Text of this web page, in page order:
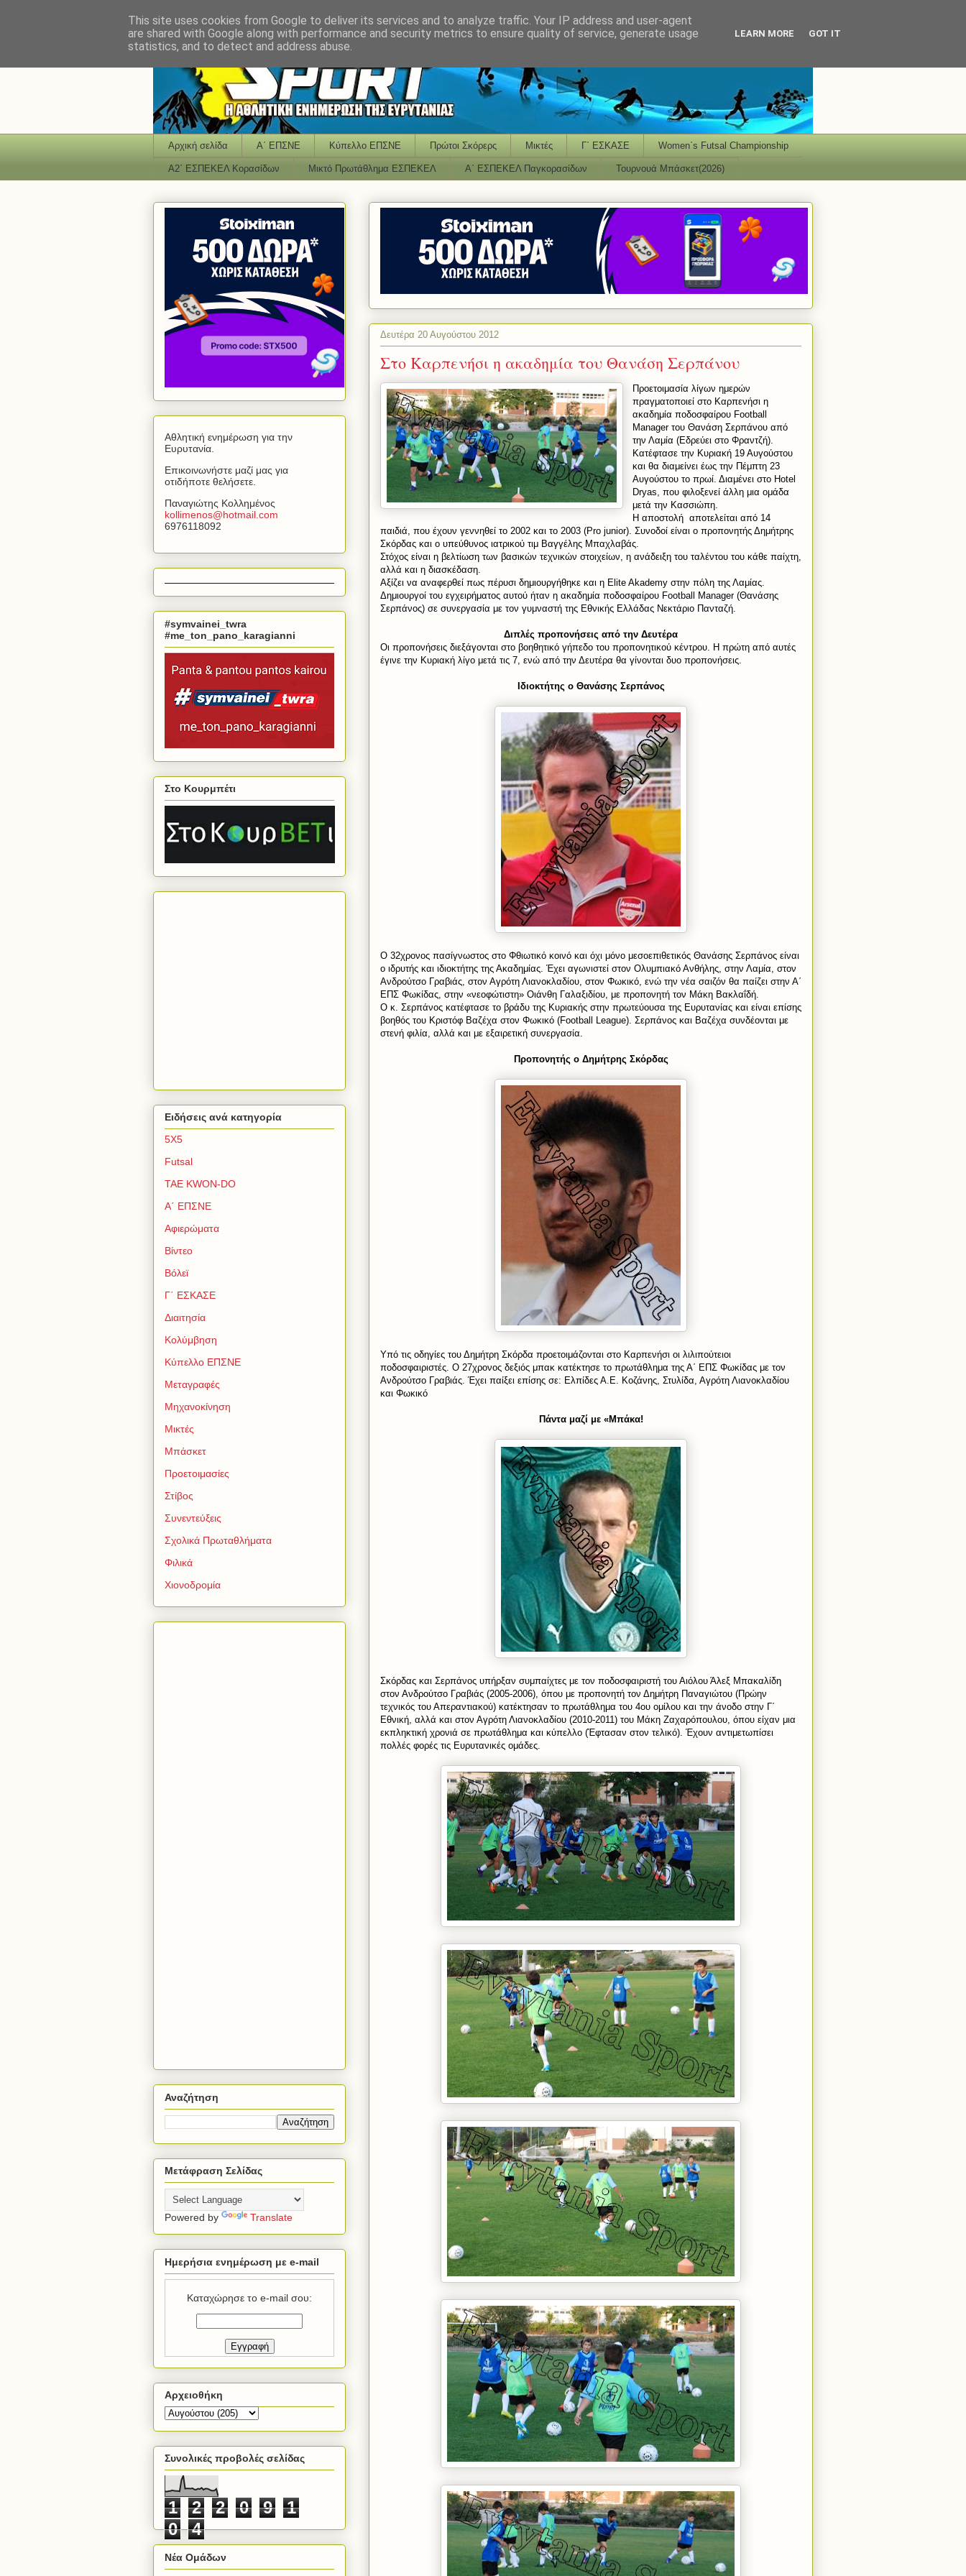
Αρχική σελίδα Α΄ ΕΠΣΝΕ Κύπελλο ΕΠΣΝΕ Πρώτοι Σκόρερς Μικτές Γ΄ ΕΣΚΑΣΕ Women΄s Futsal Championship
Α2΄ ΕΣΠΕΚΕΛ Κορασίδων Μικτό Πρωτάθλημα ΕΣΠΕΚΕΛ Α΄ ΕΣΠΕΚΕΛ Παγκορασίδων Τουρνουά Μπάσκετ(2026)
Δευτέρα 20 Αυγούστου 2012
Στο Καρπενήσι η ακαδημία του Θανάση Σερπάνου
Προετοιμασία λίγων ημερών
πραγματοποιεί στο Καρπενήσι η
ακαδημία ποδοσφαίρου Football
Manager του Θανάση Σερπάνου από
την Λαμία (Εδρεύει στο Φραντζή).
Κατέφτασε την Κυριακή 19 Αυγούστου
και θα διαμείνει έως την Πέμπτη 23
Αυγούστου το πρωί. Διαμένει στο Hotel
Dryas, που φιλοξενεί άλλη μια ομάδα
μετά την Κασσιώπη.
Η αποστολή αποτελείται από 14
παιδιά, που έχουν γεννηθεί το 2002 και το 2003 (Pro junior). Συνοδοί είναι ο προπονητής Δημήτρης
Σκόρδας και ο υπεύθυνος ιατρικού τιμ Βαγγέλης Μπαχλαβάς.
Στόχος είναι η βελτίωση των βασικών τεχνικών στοιχείων, η ανάδειξη του ταλέντου του κάθε παίχτη,
αλλά και η διασκέδαση.
Aξίζει να αναφερθεί πως πέρυσι δημιουργήθηκε και η Elite Akademy στην πόλη της Λαμίας.
Δημιουργοί του εγχειρήματος αυτού ήταν η ακαδημία ποδοσφαίρου Football Manager (Θανάσης
Σερπάνος) σε συνεργασία με τον γυμναστή της Εθνικής Ελλάδας Νεκτάριο Πανταζή.
Διπλές προπονήσεις από την Δευτέρα
Οι προπονήσεις διεξάγονται στο βοηθητικό γήπεδο του προπονητικού κέντρου. Η πρώτη από αυτές
έγινε την Κυριακή λίγο μετά τις 7, ενώ από την Δευτέρα θα γίνονται δυο προπονήσεις.
Ιδιοκτήτης ο Θανάσης Σερπάνος
Ο 32χρονος πασίγνωστος στο Φθιωτικό κοινό και όχι μόνο μεσοεπιθετικός Θανάσης Σερπάνος είναι
ο ιδρυτής και ιδιοκτήτης της Ακαδημίας. Έχει αγωνιστεί στον Ολυμπιακό Ανθήλης, στην Λαμία, στον
Ανδρούτσο Γραβιάς, στον Αγρότη Λιανοκλαδίου, στον Φωκικό, ενώ την νέα σαιζόν θα παίζει στην Α΄
ΕΠΣ Φωκίδας, στην «νεοφώτιστη» Οιάνθη Γαλαξιδίου, με προπονητή τον Μάκη Βακλαΐδή.
Ο κ. Σερπάνος κατέφτασε το βράδυ της Κυριακής στην πρωτεύουσα της Ευρυτανίας και είναι επίσης
βοηθός του Κριστόφ Βαζέχα στον Φωκικό (Football League). Σερπάνος και Βαζέχα συνδέονται με
στενή φιλία, αλλά και με εξαιρετική συνεργασία.
Προπονητής ο Δημήτρης Σκόρδας
Υπό τις οδηγίες του Δημήτρη Σκόρδα προετοιμάζονται στο Καρπενήσι οι λιλιπούτειοι
ποδοσφαιριστές. Ο 27χρονος δεξιός μπακ κατέκτησε το πρωτάθλημα της Α΄ ΕΠΣ Φωκίδας με τον
Ανδρούτσο Γραβιάς. Έχει παίξει επίσης σε: Ελπίδες Α.Ε. Κοζάνης, Στυλίδα, Αγρότη Λιανοκλαδίου
και Φωκικό
Πάντα μαζί με «Μπάκα!
Σκόρδας και Σερπάνος υπήρξαν συμπαίχτες με τον ποδοσφαιριστή του Αιόλου Άλεξ Μπακαλίδη
στον Ανδρούτσο Γραβιάς (2005-2006), όπου με προπονητή τον Δημήτρη Παναγιώτου (Πρώην
τεχνικός του Απεραντιακού) κατέκτησαν το πρωτάθλημα του 4oυ ομίλου και την άνοδο στην Γ΄
Εθνική, αλλά και στον Αγρότη Λιανοκλαδίου (2010-2011) του Μάκη Ζαχαρόπουλου, όπου είχαν μια
εκπληκτική χρονιά σε πρωτάθλημα και κύπελλο (Έφτασαν στον τελικό). Έχουν αντιμετωπίσει
πολλές φορές τις Ευρυτανικές ομάδες.
Αθλητική ενημέρωση για την
Ευρυτανία.
Επικοινωνήστε μαζί μας για
οτιδήποτε θελήσετε.
Παναγιώτης Κολλημένος
kollimenos@hotmail com
6976118092
#symvainei_twra
#me_ton_pano_karagianni
Στο Κουρμπέτι
Ειδήσεις ανά κατηγορία
5Χ5
Futsal
TAE KWON-DO
Α΄ ΕΠΣΝΕ
Αφιερώματα
Βίντεο
Βόλεϊ
Γ΄ ΕΣΚΑΣΕ
Διαιτησία
Κολύμβηση
Κύπελλο ΕΠΣΝΕ
Μεταγραφές
Μηχανοκίνηση
Μικτές
Μπάσκετ
Προετοιμασίες
Στίβος
Συνεντεύξεις
Σχολικά Πρωταθλήματα
Φιλικά
Χιονοδρομία
Αναζήτηση
Μετάφραση Σελίδας
Powered by Translate
Ημερήσια ενημέρωση με e-mail
Καταχώρησε το e-mail σου:
Αρχειοθήκη
Συνολικές προβολές σελίδας
1 2 2 0 9
1
0
4
Νέα Ομάδων
This site uses cookies from Google to deliver its services and to analyze traffic. Your IP address and user-agent
are shared with Google along with performance and security metrics to ensure quality of service, generate usage
statistics, and to detect and address abuse.
LEARN MORE GOT IT